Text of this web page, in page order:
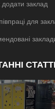
додати заклад
для
СТАТТІ